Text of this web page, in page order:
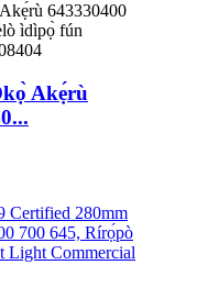
Akẹ́rù